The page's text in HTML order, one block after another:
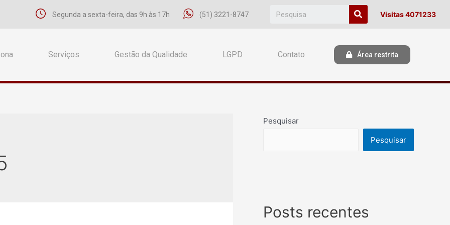
Segunda a sexta-feira, das 9h às 17h (51) 3221-8747 Visitas 4071233
Serviços Gestão da Qualidade LGPD Contato Área restrita
Pesquisar
Pesquisar
Posts recentes